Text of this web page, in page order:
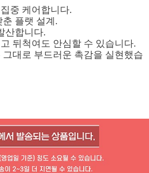
중 케어합니다.
플랫 설계.
산합니다.
뒤척여도 안심할 수 있습니다.
대로 부드러운 촉감을 실현했습